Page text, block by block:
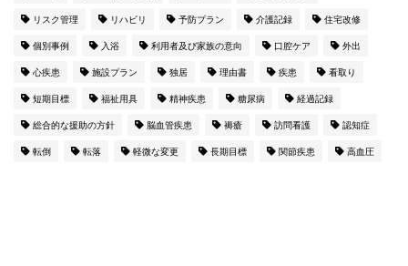
リスク管理 リハビリ 予防プラン 介護記録 住宅改修
個別事例 入浴 利用者及び家族の意向 口腔ケア 外出
心疾患 施設プラン 独居 理由書 疾患 看取り
短期目標 福祉用具 精神疾患 糖尿病 経過記録
総合的な援助の方針 脳血管疾患 褥瘡 訪問看護 認知症
転倒 転落 軽微な変更 長期目標 関節疾患 高血圧